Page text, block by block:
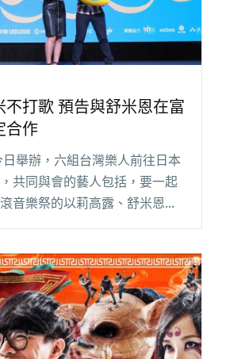
不打歌 預告與舒米恩在富
合作
舉辦，六組台灣樂人前往日本
共同與會的藝人包括，要一起
音樂祭的以莉高露、舒米恩、
，已參加三月東京龐克音樂祭
露賣米不打歌 預告與舒米恩在
作"